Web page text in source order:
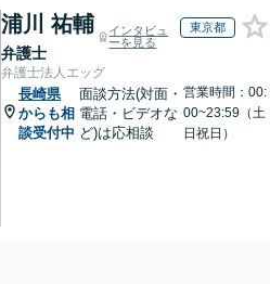
浦川 祐輔
弁護士
インタビュ
ーを見る
東京都
弁護士法人エッグ
長崎県
からも相
談受付中
面談方法(対面・
電話・ビデオな
ど)は応相談
営業時間：00:
00~23:59（土
日祝日）